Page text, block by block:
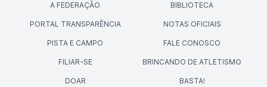
A FEDERAÇÃO BIBLIOTECA
PORTAL TRANSPARÊNCIA NOTAS OFICIAIS
PISTA E CAMPO FALE CONOSCO
FILIAR-SE BRINCANDO DE ATLETISMO
DOAR BASTA!